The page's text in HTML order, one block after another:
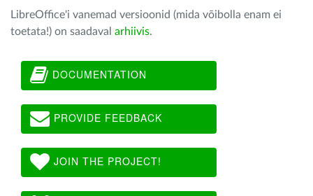
LibreOffice'i vanemad versioonid (mida võibolla enam ei
toetata!) on saadaval arhiivis.
DOCUMENTATION
PROVIDE FEEDBACK
JOIN THE PROJECT!